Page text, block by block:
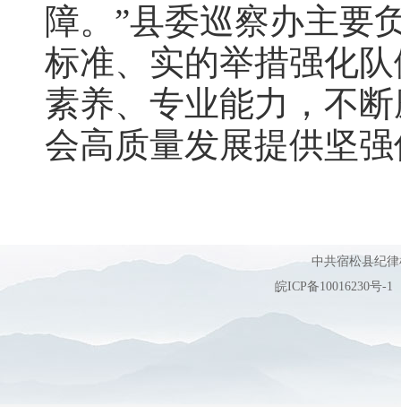
障。”县委巡察办主要
标准、实的举措强化
素养、专业能力，不
会高质量发展提供坚
中共宿松县纪
皖ICP备10016230号-1